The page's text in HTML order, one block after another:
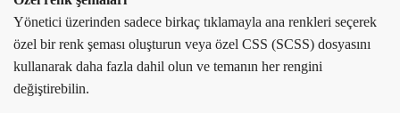
Yönetici üzerinden sadece birkaç tıklamayla ana renkleri seçerek
özel bir renk şeması oluşturun veya özel CSS (SCSS) dosyasını
kullanarak daha fazla dahil olun ve temanın her rengini
değiştirebilin.